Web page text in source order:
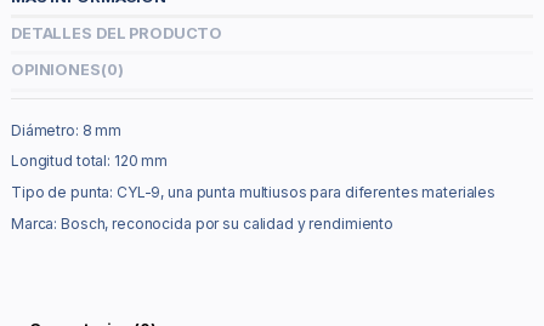
DETALLES DEL PRODUCTO
OPINIONES(0)
Diámetro: 8 mm
Longitud total: 120 mm
Tipo de punta: CYL-9, una punta multiusos para diferentes materiales
Marca: Bosch, reconocida por su calidad y rendimiento